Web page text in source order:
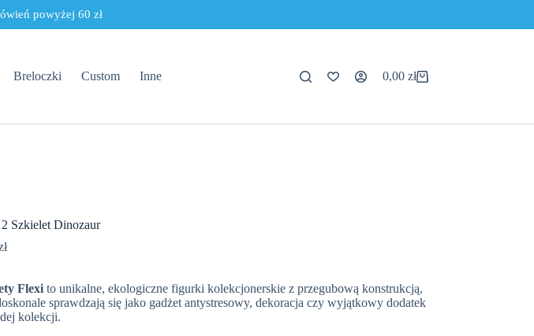
powyżej 60 zł
Breloczki Custom Inne Koszyk
0,00 zł
Szkielet Dinozaur
Flexito unikalne, ekologiczne figurki kolekcjonerskie z przegubową konstrukcją,
sprawdzają się jako gadżet antystresowy, dekoracja czy wyjątkowy dodatek
kolekcji.